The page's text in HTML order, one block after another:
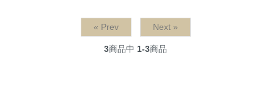
« Prev Next »
3商品中 1-3商品